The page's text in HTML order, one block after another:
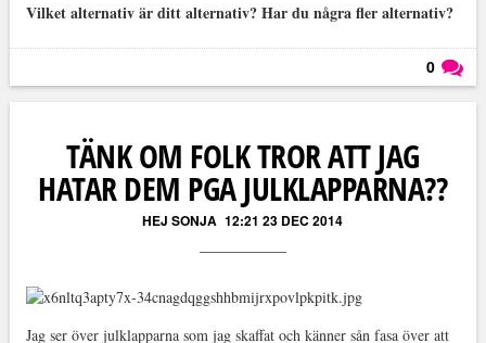
Vilket alternativ är ditt alternativ? Har du några fler alternativ?
0
TÄNK OM FOLK TROR ATT JAG
HATAR DEM PGA JULKLAPPARNA??
HEJ SONJA 12:21 23 DEC 2014
Jag ser över julklapparna som jag skaffat och känner sån fasa över att